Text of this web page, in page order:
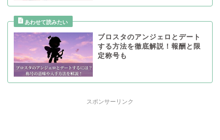
ブロスタのアンジェロとデート
する方法を徹底解説！報酬と限
定称号も
スポンサーリンク